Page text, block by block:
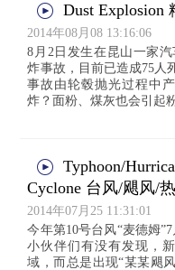
Dust Explosion
2014年08月08 13:16:06
8月2日发生在昆山一家
炸事故，目前已造成75人
事故由轮毂抛光过程中
炸？面粉、煤灰也会引起
Typhoon/
Cyclone 台风/飓风/
2014年07月25 11:31:01
今年第10号台风“麦德姆
小伙伴们有没有发现，
域，而总是出现“某某飓